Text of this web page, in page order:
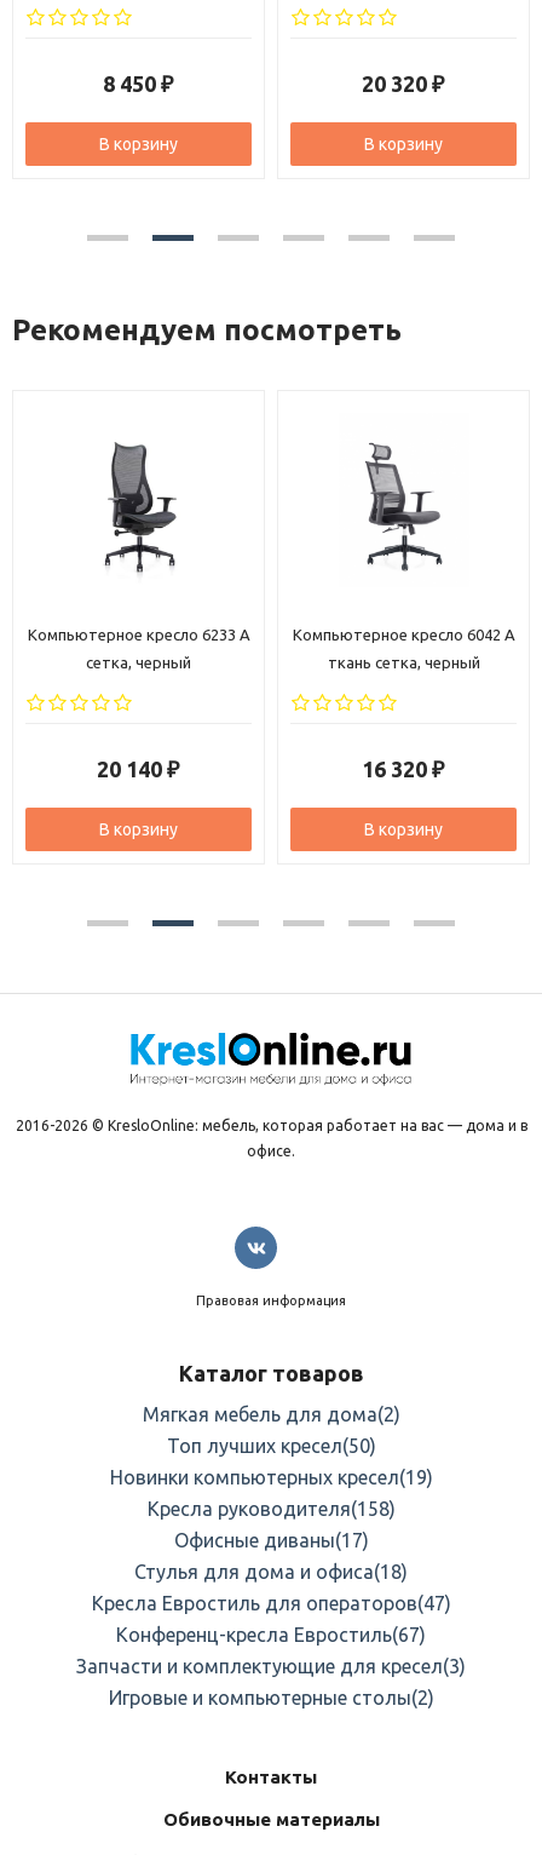
кожа бежевая
20 320₽
В корзину
черная
6 140 ₽
В корзину
Рекомендуем посмотреть
Компьютерное кресло 6042 A
ткань сетка, черный
16 320
В корзину
Компьютерное кресло 6206 A
ткань сетка, черный
18 280
В корзину
2016-2026 © KresloOnline: мебель, которая работает на вас — дома и в
офисе.
Правовая информация
Каталог товаров
Мягкая мебель для дома(2)
Топ лучших кресел(50)
Новинки компьютерных кресел(19)
Кресла руководителя(158)
Офисные диваны(17)
Стулья для дома и офиса(18)
Кресла Евростиль для операторов(47)
Конференц-кресла Евростиль(67)
Запчасти и комплектующие для кресел(3)
Игровые и компьютерные столы(2)
Контакты
Обивочные материалы